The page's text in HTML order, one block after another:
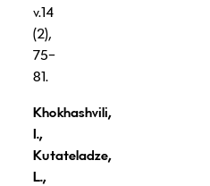
v.14
(2),
75-
81.
Khokhashvili,
I.,
Kutateladze,
L.,